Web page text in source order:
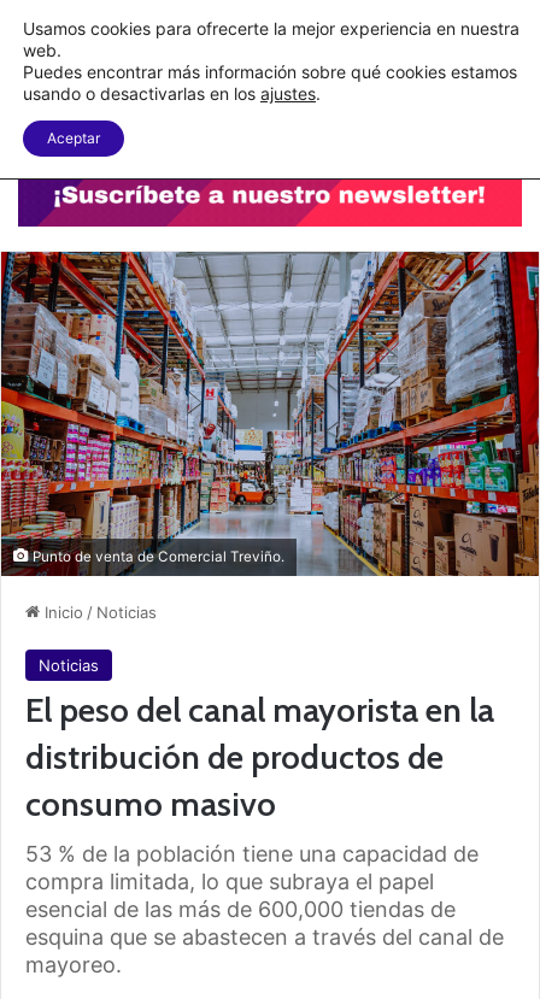
C&A México completa la implementación de su WMS en la nube
Menu
Punto de venta de Comercial Treviño.
Inicio / Noticias
Noticias
El peso del canal mayorista en la
distribución de productos de
consumo masivo
53 % de la población tiene una capacidad de
compra limitada, lo que subraya el papel
esencial de las más de 600,000 tiendas de
esquina que se abastecen a través del canal de
mayoreo.
Usamos cookies para ofrecerte la mejor experiencia en nuestra
web.
Puedes encontrar más información sobre qué cookies estamos
usando o desactivarlas en los ajustes.
Aceptar